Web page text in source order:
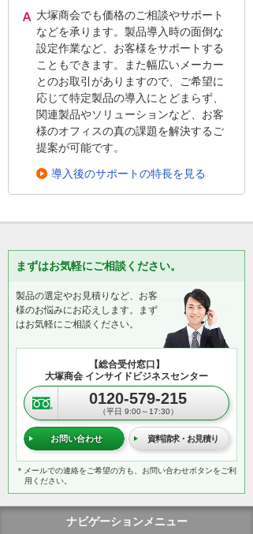
大塚商会でも価格のご相談やサポート
などを承ります。製品導入時の面倒な
設定作業など、お客様をサポートする
こともできます。また幅広いメーカー
とのお取引がありますので、ご希望に
応じて特定製品の導入にとどまらず、
関連製品やソリューションなど、お客
様のオフィスの真の課題を解決するご
提案が可能です。
導入後のサポートの特長を見る
まずはお気軽にご相談ください。
製品の選定やお見積りなど、お客
様のお悩みにお応えします。まず
はお気軽にご相談ください。
【総合受付窓口】
大塚商会 インサイドビジネスセンター
0120-579-215
（平日 9:00～17:30）
お問い合わせ 資料請求・お見積り
＊メールでの連絡をご希望の方も、お問い合わせボタンをご利
用ください。
ナビゲーションメニュー